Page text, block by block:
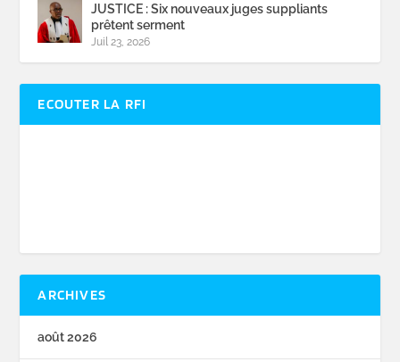
JUSTICE : Six nouveaux juges suppliants
prêtent serment
Juil 23, 2026
ECOUTER LA RFI
ARCHIVES
août 2026